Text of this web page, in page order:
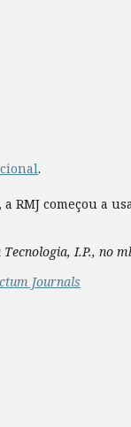
.
a RMJ começou a
I.P., no
Journals